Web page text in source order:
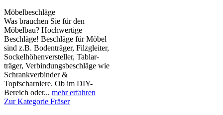
Möbelbeschläge
Was brauchen Sie für den
Möbelbau? Hochwertige
Beschläge! Beschläge für Möbel
sind z.B. Boden­träger, Filzgleiter,
Sockelhöhen­versteller, Tablar­
träger, Verbindungs­beschläge wie
Schrank­verbinder &
Topfscharniere. Ob im DIY-
Bereich oder... mehr erfahren
Zur Kategorie Fräser